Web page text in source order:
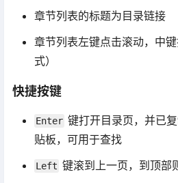
章节列表的标题为目录链接
章节列表左键点击滚动，中
式）
快捷按键
Enter 键打开目录页，并已
贴板，可用于查找
Left 键滚到上一页，到顶部